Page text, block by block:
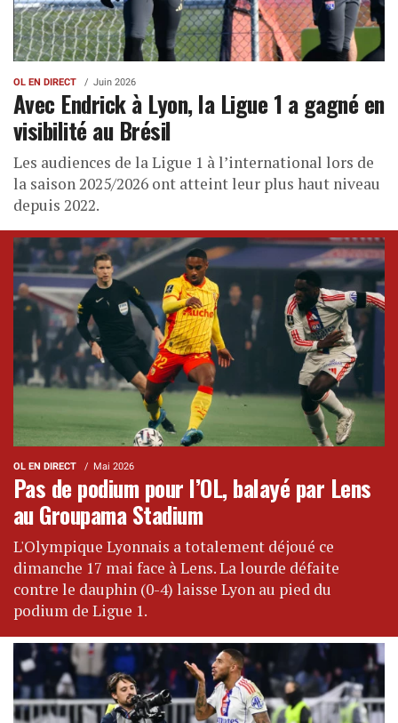
OL EN DIRECT Juin 2026
Avec Endrick à Lyon, la Ligue 1 a gagné en
visibilité au Brésil
Les audiences de la Ligue 1 à l’international lors de
la saison 2025/2026 ont atteint leur plus haut niveau
depuis 2022.
OL EN DIRECT Mai 2026
Pas de podium pour l’OL, balayé par Lens
au Groupama Stadium
L'Olympique Lyonnais a totalement déjoué ce
dimanche 17 mai face à Lens. La lourde défaite
contre le dauphin (0-4) laisse Lyon au pied du
podium de Ligue 1.